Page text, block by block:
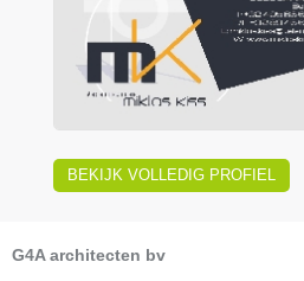
BEKIJK VOLLEDIG PROFIEL
G4A architecten bv